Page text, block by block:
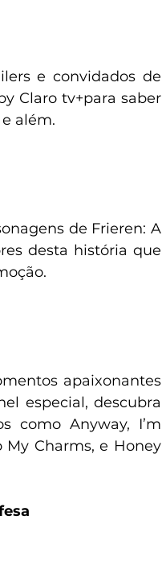
e convidados de
Claro tv+para saber
além.
de Frieren: A
desta história que
apaixonantes
especial, descubra
como Anyway, I’m
Charms, e Honey